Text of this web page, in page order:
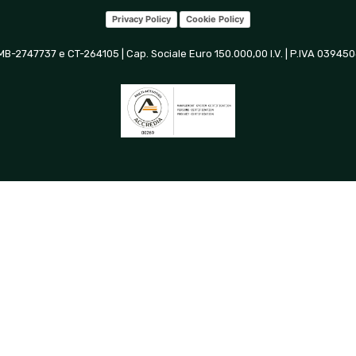
Privacy Policy Cookie Policy
2747737 e CT-264105 | Cap. Sociale Euro 150.000,00 I.V. | P.IVA